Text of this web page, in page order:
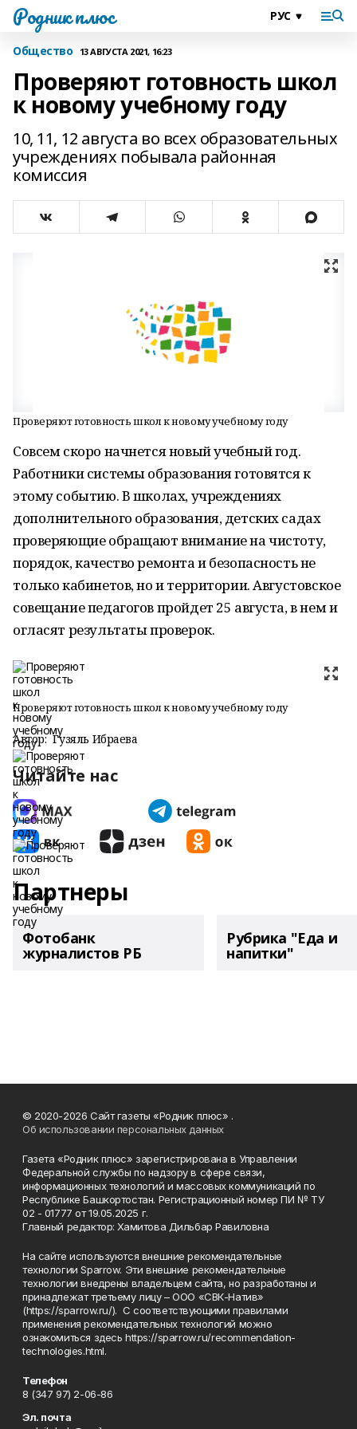
Родник плюс
Общество 13 АВГУСТА 2021, 16:23
Проверяют готовность школ
к новому учебному году
10, 11, 12 августа во всех образовательных
учреждениях побывала районная
комиссия
Проверяют готовность школ к новому учебному году
Совсем скоро начнется новый учебный год.
Работники системы образования готовятся к
этому событию. В школах, учреждениях
дополнительного образования, детских садах
проверяющие обращают внимание на чистоту,
порядок, качество ремонта и безопасность не
только кабинетов, но и территории. Августовское
совещание педагогов пройдет 25 августа, в нем и
огласят результаты проверок.
Проверяют готовность школ к новому учебному году
Автор: Гузяль Ибраева
Читайте нас
Партнеры
Фотобанк
журналистов РБ
Рубрика "Еда и
напитки"
© 2020-2026 Сайт газеты «Родник плюс» .
Об использовании персональных данных
Газета «Родник плюс» зарегистрирована в Управлении
Федеральной службы по надзору в сфере связи,
информационных технологий и массовых коммуникаций по
Республике Башкортостан. Регистрационный номер ПИ № ТУ
02 - 01777 от 19.05.2025 г.
Главный редактор: Хамитова Дильбар Равиловна
На сайте используются внешние рекомендательные
технологии Sparrow. Эти внешние рекомендательные
технологии внедрены владельцем сайта, но разработаны и
принадлежат третьему лицу – ООО «СВК-Натив»
(https://sparrow.ru/). С соответствующими правилами
применения рекомендательных технологий можно
ознакомиться здесь https://sparrow.ru/recommendation-
technologies.html.
Телефон
8 (347 97) 2-06-86
Эл. почта